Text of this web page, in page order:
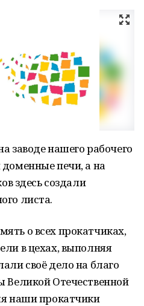
заводе нашего рабочего
печи, а на
здесь создали
листа.
о всех прокатчиках,
в цехах, выполняя
своё дело на благо
Отечественной
наши прокатчики